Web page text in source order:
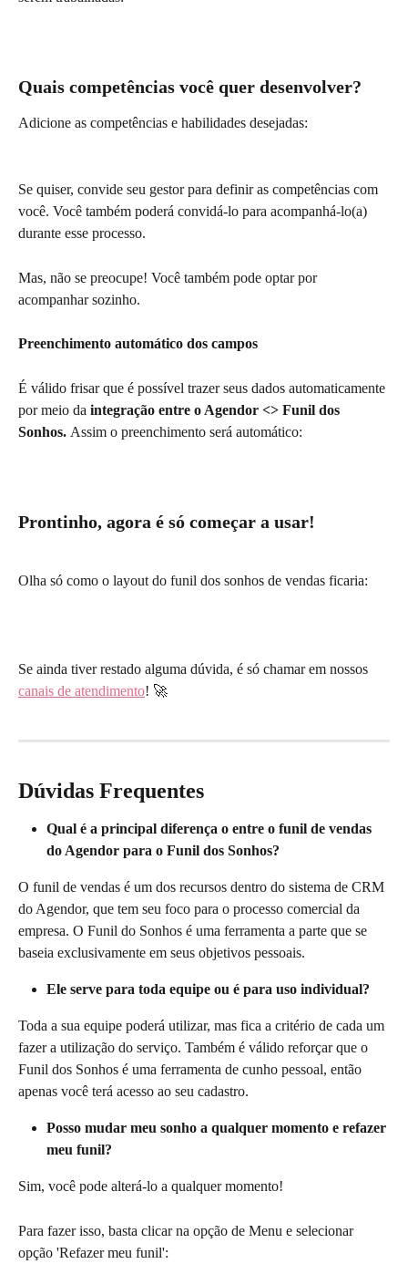
Quais competências você quer desenvolver?
Adicione as competências e habilidades desejadas:
Se quiser, convide seu gestor para definir as competências com
você. Você também poderá convidá-lo para acompanhá-lo(a)
durante esse processo.
Mas, não se preocupe! Você também pode optar por
acompanhar sozinho.
Preenchimento automático dos campos
É válido frisar que é possível trazer seus dados automaticamente
por meio da integração entre o Agendor <> Funil dos
Sonhos. Assim o preenchimento será automático:
Prontinho, agora é só começar a usar!
Olha só como o layout do funil dos sonhos de vendas ficaria:
Se ainda tiver restado alguma dúvida, é só chamar em nossos
canais de atendimento! 🚀
Dúvidas Frequentes
Qual é a principal diferença o entre o funil de vendas
do Agendor para o Funil dos Sonhos?
O funil de vendas é um dos recursos dentro do sistema de CRM
do Agendor, que tem seu foco para o processo comercial da
empresa. O Funil do Sonhos é uma ferramenta a parte que se
baseia exclusivamente em seus objetivos pessoais.
Ele serve para toda equipe ou é para uso individual?
Toda a sua equipe poderá utilizar, mas fica a critério de cada um
fazer a utilização do serviço. Também é válido reforçar que o
Funil dos Sonhos é uma ferramenta de cunho pessoal, então
apenas você terá acesso ao seu cadastro.
Posso mudar meu sonho a qualquer momento e refazer
meu funil?
Sim, você pode alterá-lo a qualquer momento!
Para fazer isso, basta clicar na opção de Menu e selecionar
opção 'Refazer meu funil':